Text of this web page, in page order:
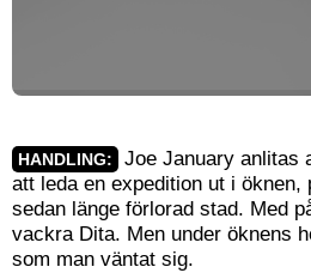
HANDLING:
Joe January anlitas
att leda en expedition ut i öknen,
sedan länge förlorad stad. Med
vackra Dita. Men under öknens
som man väntat sig.